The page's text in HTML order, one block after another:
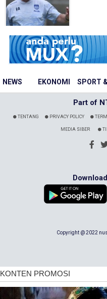
NEWS EKONOMI SPORT
Part of
TENTANG PRIVACY POLICY
MEDIA SIBER
Copyright @ 2022